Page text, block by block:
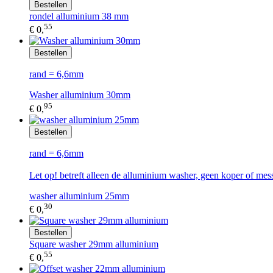
Bestellen
rondel alluminium 38 mm
€ 0,55
Bestellen
rand = 6,6mm
Washer alluminium 30mm
€ 0,95
Bestellen
rand = 6,6mm
Let op! betreft alleen de alluminium washer, geen koper of
washer alluminium 25mm
€ 0,30
Bestellen
Square washer 29mm alluminium
€ 0,55